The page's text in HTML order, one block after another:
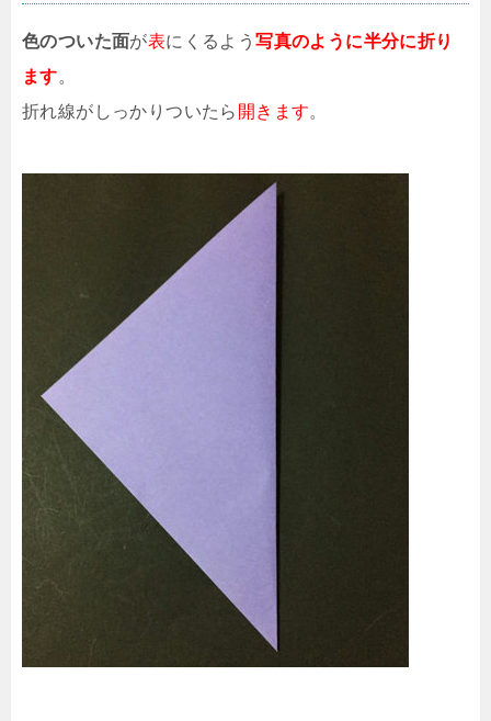
色のついた面が表にくるよう写真のように半分に折り
ます。
折れ線がしっかりついたら 開きます。